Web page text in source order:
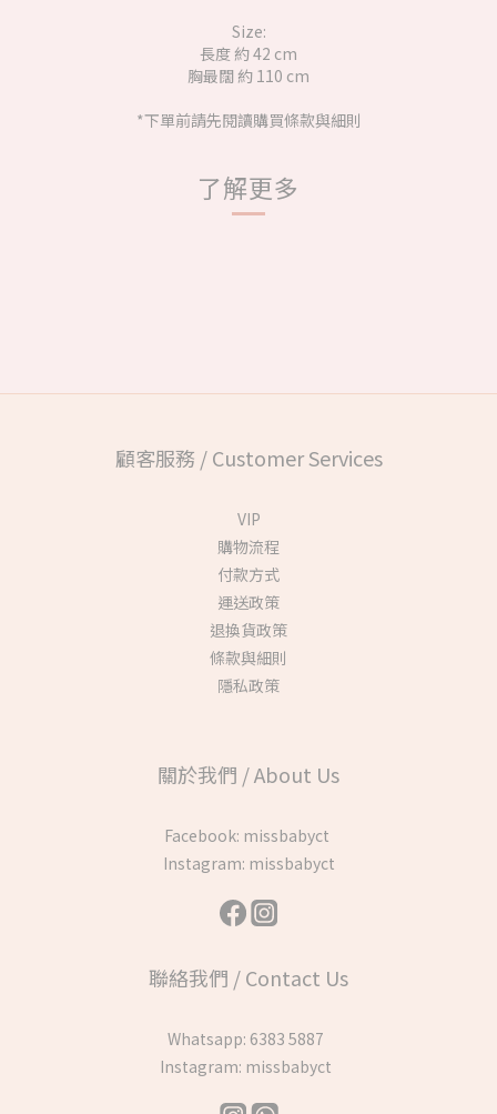
Size:
長度 約 42 cm
胸最闊 約 110 cm
*下單前請先閱讀購買條款與細則
了解更多
顧客服務 / Customer Services
VIP
購物流程
付款方式
運送政策
退換貨政策
條款與細則
隱私政策
關於我們 / About Us
Facebook: missbabyct
Instagram: missbabyct
聯絡我們 / Contact Us
Whatsapp: 6383 5887
Instagram: missbabyct